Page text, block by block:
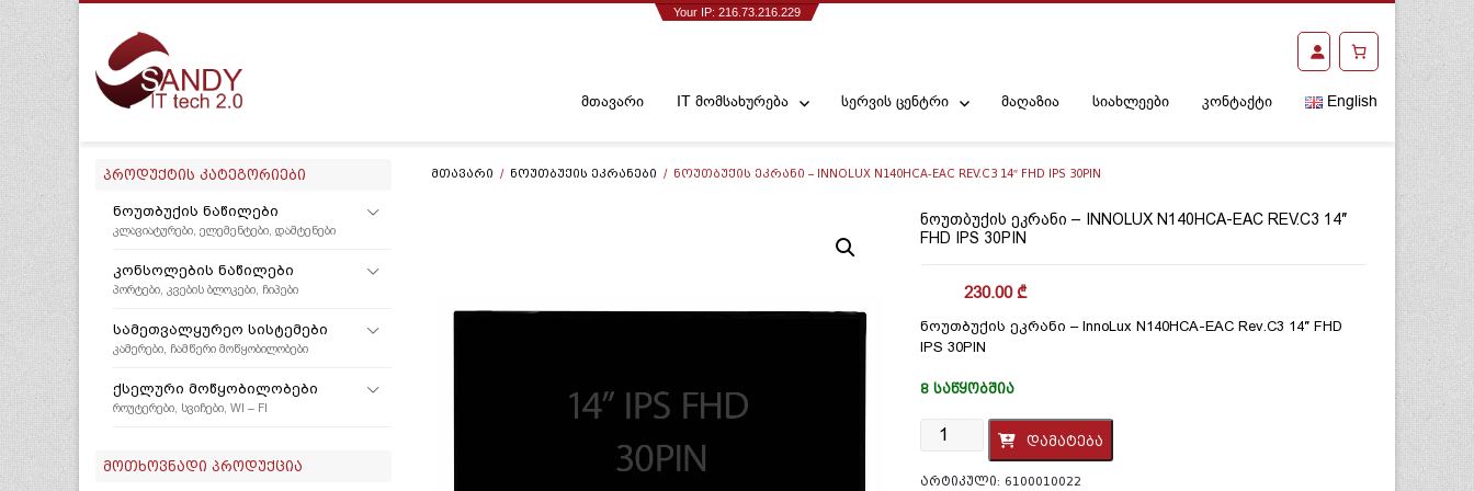
Your IP: 216.73.216.229
მთავარი IT მომსახურება სერვის ცენტრი მაღაზია სიახლეები კონტაქტი English
ᲞᲠᲝᲓᲣᲥᲢᲘᲡ ᲙᲐᲢᲔᲒᲝᲠᲘᲔᲑᲘ
ᲜᲝᲣᲗᲑᲣᲥᲘᲡ ᲜᲐᲬᲘᲚᲔᲑᲘ
ᲙᲚᲐᲕᲘᲐᲢᲣᲠᲔᲑᲘ, ᲔᲚᲔᲛᲔᲜᲢᲔᲑᲘ, ᲓᲐᲛᲢᲔᲜᲔᲑᲘ
ᲙᲝᲜᲡᲝᲚᲔᲑᲘᲡ ᲜᲐᲬᲘᲚᲔᲑᲘ
ᲞᲝᲠᲢᲔᲑᲘ, ᲙᲕᲔᲑᲘᲡ ᲑᲚᲝᲙᲔᲑᲘ, ᲩᲘᲞᲔᲑᲘ
ᲡᲐᲛᲔᲗᲕᲐᲚᲧᲣᲠᲔᲝ ᲡᲘᲡᲢᲔᲛᲔᲑᲘ
ᲙᲐᲛᲔᲠᲔᲑᲘ, ᲩᲐᲛᲬᲔᲠᲘ ᲛᲝᲬᲧᲝᲑᲘᲚᲝᲑᲔᲑᲘ
ᲥᲡᲔᲚᲣᲠᲘ ᲛᲝᲬᲧᲝᲑᲘᲚᲝᲑᲔᲑᲘ
ᲠᲝᲣᲢᲔᲠᲔᲑᲘ, ᲡᲕᲘᲩᲔᲑᲘ, WI – FI
ᲛᲝᲗᲮᲝᲕᲜᲐᲓᲘ ᲞᲠᲝᲓᲣᲥᲪᲘᲐ
ᲛᲗᲐᲕᲐᲠᲘ / ᲜᲝᲣᲗᲑᲣᲥᲘᲡ ᲔᲙᲠᲐᲜᲔᲑᲘ / ᲜᲝᲣᲗᲑᲣᲥᲘᲡ ᲔᲙᲠᲐᲜᲘ – INNOLUX N140HCA-EAC REV.C3 14″ FHD IPS 30PIN
ᲜᲝᲣᲗᲑᲣᲥᲘᲡ ᲔᲙᲠᲐᲜᲘ – INNOLUX N140HCA-EAC REV.C3 14″
FHD IPS 30PIN
230.00₾
ნოუთბუქის ეკრანი – InnoLux N140HCA-EAC Rev.C3 14″ FHD
IPS 30PIN
8 ᲡᲐᲬᲧᲝᲑᲨᲘᲐ
რაოდენობა:
ნოუთბუქის
-
დამატება
ᲐᲠᲢᲘᲙᲣᲚᲘ: 6100010022